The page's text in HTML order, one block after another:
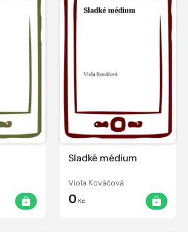
Sladké médium
Viola Kováčová
0Kč